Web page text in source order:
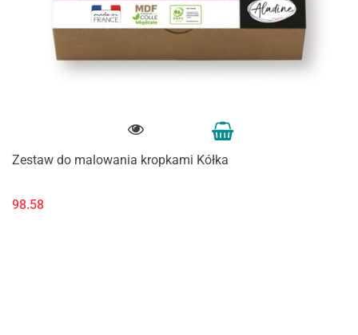
Zestaw do malowania kropkami Kółka
98.58